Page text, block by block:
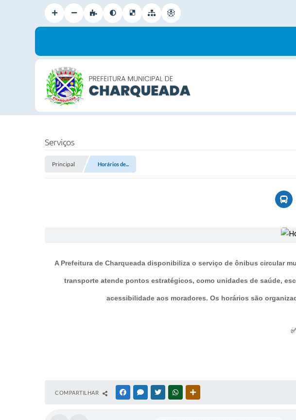
Serviços
Principal Horários de...
A Prefeitura de Charqueada disponibiliza o serviço de ônibus circular
transporte atende pontos estratégicos, como unidades de saúde,
acessibilidade aos moradores. Os horários são
COMPARTILHAR FACEBOOKMESSENGER
TWITTERWHATSAPP